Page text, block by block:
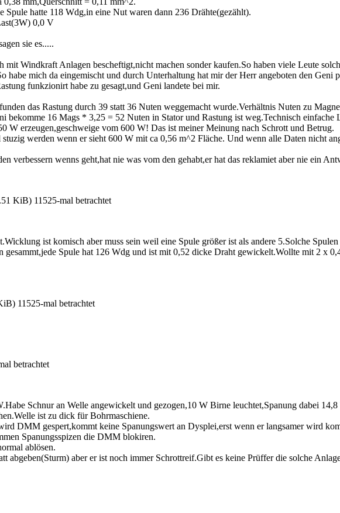
Spule hatte 118 Wdg,in eine Nut waren dann 236 Drähte(gezählt).
0,0 V
sie es.....
mit Windkraft Anlagen bescheftigt,nicht machen sonder kaufen.So haben viele Leute
habe mich da eingemischt und durch Unterhaltung hat mir der Herr angeboten den Geni
funkzionirt habe zu gesagt,und Geni landete bei mir.
das Rastung durch 39 statt 36 Nuten weggemacht wurde.Verhältnis Nuten zu
bekomme 16 Mags * 3,25 = 52 Nuten in Stator und Rastung ist weg.Technisch
W erzeugen,geschweige vom 600 W! Das ist meiner Meinung nach Schrott und Betrug.
werden wenn er sieht 600 W mit ca 0,56 m^2 Fläche. Und wenn alle Daten nicht
verbessern wenns geht,hat nie was vom den gehabt,er hat das reklamiet aber nie ein
KiB) 11525-mal betrachtet
ist komisch aber muss sein weil eine Spule größer ist als andere 5.Solche Spulen
gesammt,jede Spule hat 126 Wdg und ist mit 0,52 dicke Draht gewickelt.Wollte mit 2 x
11525-mal betrachtet
betrachtet
Schnur an Welle angewickelt und gezogen,10 W Birne leuchtet,Spanung dabei
ist zu dick für Bohrmaschiene.
DMM gespert,kommt keine Spanungswert an Dysplei,erst wenn er langsamer wird
Spanungsspizen die DMM blokiren.
ablösen.
abgeben(Sturm) aber er ist noch immer Schrottreif.Gibt es keine Prüffer die solche